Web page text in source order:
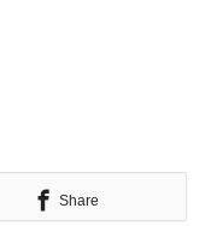
Share